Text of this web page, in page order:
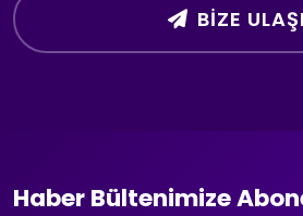
BIZE
Haber Bültenimize